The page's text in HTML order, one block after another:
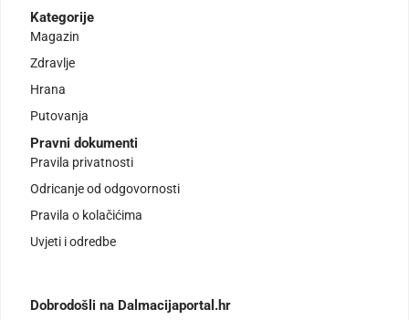
Kategorije
Magazin
Zdravlje
Hrana
Putovanja
Pravni dokumenti
Pravila privatnosti
Odricanje od odgovornosti
Pravila o kolačićima
Uvjeti i odredbe
Dobrodošli na Dalmacijaportal.hr